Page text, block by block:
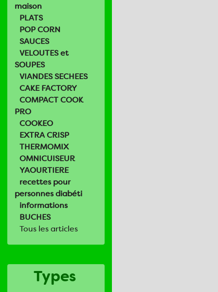
maison
PLATS
POP CORN
SAUCES
VELOUTES et
SOUPES
VIANDES SECHEES
CAKE FACTORY
COMPACT COOK
PRO
COOKEO
EXTRA CRISP
THERMOMIX
OMNICUISEUR
YAOURTIERE
recettes pour
personnes diabéti
informations
BUCHES
Tous les articles
Types